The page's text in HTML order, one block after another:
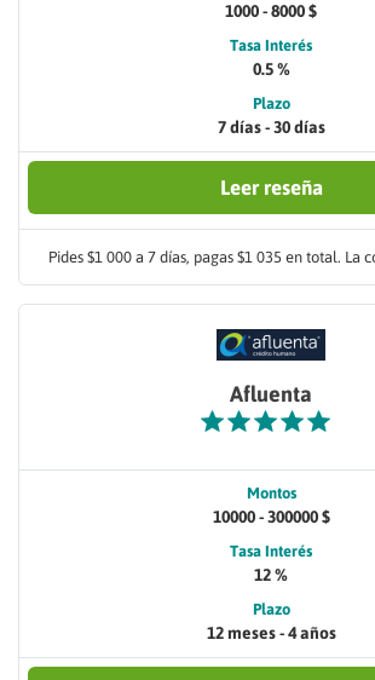
1000 - 8000 $
Tasa Interés
0.5 %
Plazo
7 días - 30 días
Leer reseña
Pides $1 000 a 7 días, pagas $1 035 en total. La
Afluenta
Montos
10000 - 300000 $
Tasa Interés
12 %
Plazo
12 meses - 4 años